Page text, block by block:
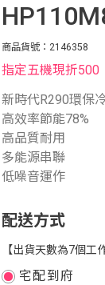
商品貨號：2146358
指定五機現折500
新時代R290環保
高效率節能78%
高品質耐用
多能源串聯
低噪音運作
配送方式
【出貨天數為7個工
宅配到府